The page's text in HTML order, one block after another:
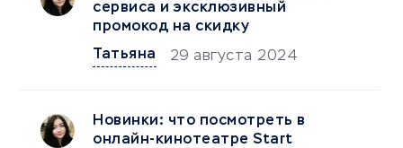
сервиса и эксклюзивный
промокод на скидку
Татьяна
29 августа 2024
Новинки: что посмотреть в
онлайн-кинотеатре Start